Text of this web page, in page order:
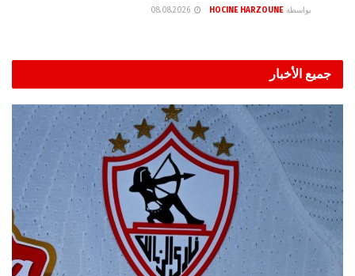
بواسطة HOCINE HARZOUNE
جميع الأخبار